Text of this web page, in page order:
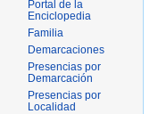
Portal de la
Enciclopedia
Familia
Demarcaciones
Presencias por
Demarcación
Presencias por
Localidad